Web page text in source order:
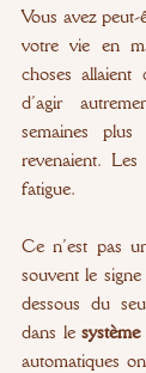
Vous avez peut-
votre vie en
choses allaient
d’agir
semaines
revenaient.
fatigue.
Ce n’est pas
souvent le
dessous du
dans le
automatiques